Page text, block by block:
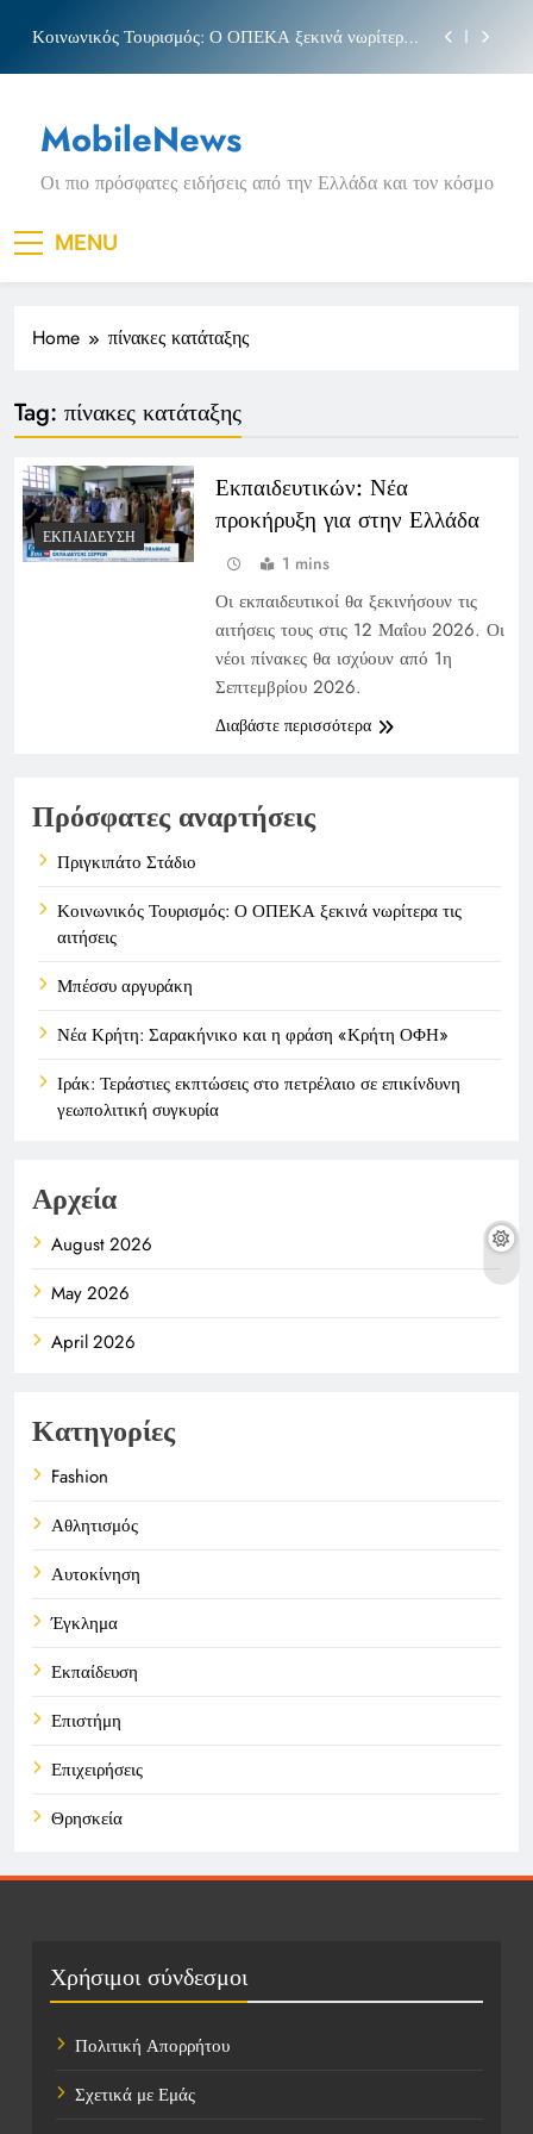
content
Κοινωνικός Τουρισμός: Ο ΟΠΕΚΑ ξεκινά νωρίτερα
Νέα Κρήτη: Σαρακήνικο και η φράση «Κρήτη
ΟΦΗ»
Πριγκιπάτο Στάδιο
Κοινωνικός Τουρισμός: Ο ΟΠΕΚΑ ξεκινά νωρίτερα
τις αιτήσεις
Μπέσσυ αργυράκη
Νέα Κρήτη: Σαρακήνικο και η φράση «Κρήτη
MobileNews
Οι πιο πρόσφατες ειδήσεις από την Ελλάδα και τον κόσμο
MENU
Home πίνακες κατάταξης
Tag: πίνακες κατάταξης
ΕΚΠΑΊΔΕΥΣΗ
Εκπαιδευτικών: Νέα
προκήρυξη για στην Ελλάδα
1 mins
Οι εκπαιδευτικοί θα ξεκινήσουν τις
αιτήσεις τους στις 12 Μαΐου 2026. Οι
νέοι πίνακες θα ισχύουν από 1η
Σεπτεμβρίου 2026.
Διαβάστε περισσότερα
Πρόσφατες αναρτήσεις
Πριγκιπάτο Στάδιο
Κοινωνικός Τουρισμός: Ο ΟΠΕΚΑ ξεκινά νωρίτερα τις
αιτήσεις
Μπέσσυ αργυράκη
Νέα Κρήτη: Σαρακήνικο και η φράση «Κρήτη ΟΦΗ»
Ιράκ: Τεράστιες εκπτώσεις στο πετρέλαιο σε επικίνδυνη
γεωπολιτική συγκυρία
Αρχεία
August 2026
May 2026
April 2026
Κατηγορίες
Fashion
Αθλητισμός
Αυτοκίνηση
Έγκλημα
Εκπαίδευση
Επιστήμη
Επιχειρήσεις
Θρησκεία
Πολιτική
Τοποθεσίες
Χρήσιμοι σύνδεσμοι
Πολιτική Απορρήτου
Σχετικά με Εμάς